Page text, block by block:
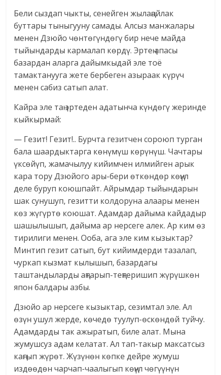
Бели сыздап чыкты, сенейген жылаңайлак
буттары тыныгууну самады. Алсыз манжалары
менен Дзюйо чөнтөгүндөгү бир нече майда
тыйындарды кармалап көрдү. Эртең апасы
базардан аларга дайымкыдай эле тоё
тамактанууга жете бербеген азыраак күрүч
менен сабиз сатып алат.
Кайра эле таң эртеден адатынча күндөгү жеринде
кыйкырмай:
— Гезит! Гезит!.. Бурчта гезитчен сороюп турган
бала шаардыктарга көнүмүш көрүнүш. Чачтары
үксөйүп, жамачылуу кийимчен илмийген арык
кара тору Дзюйого ары-бери өткөндөр көңүл
деле буруп коюшпайт. Айрымдар тыйындарын
шак сунушуп, гезитти колдоруна алаары менен
көз жүгүртө коюшат. Адамдар дайыма кайдадыр
шашылышып, дайыма ар нерсеге алек. Ар ким өз
тирилиги менен. Ооба, ага эле ким кызыктар?
Минтип гезит сатып, бут кийимдерди тазалап,
чуркап кызмат кылышып, базардагы
таштандыларды аңтарып-теңтеришип жүрүшкөн
япон балдары азбы.
Дзюйо ар нерсеге кызыктар, сезимтал эле. Ал
өзүн ушул жерде, көчедө туулуп-өскөндөй туйчу.
Адамдарды так ажыратып, биле алат. Мына
жумушсуз адам келатат. Ал тап-такыр максатсыз
каңгып жүрөт. Жүзүнөн көпке дейре жумуш
издөөдөн чарчап-чаалыгып көңүл чөгүүнүн